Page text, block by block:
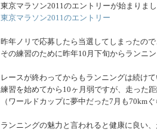
東京マラソン2011のエントリーが始まりまし
東京マラソン2011のエントリー
昨年ノリで応募したら当選してしまったの
その練習のために昨年10月下旬からランニン
レースが終わってからもランニングは続けて
練習を始めてから10ヶ月弱ですが、走った
（ワールドカップに夢中だった7月も70kmぐ
ランニングの魅力と言われると健康に良い